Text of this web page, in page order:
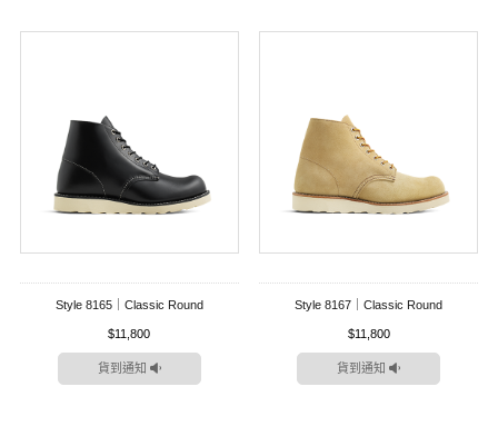
Style 8165｜Classic Round
$11,800
貨到通知
Style 8167｜Classic Round
$11,800
貨到通知